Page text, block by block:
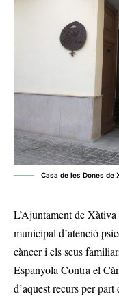
Casa de les Dones de
L’Ajuntament de
municipal d’atenció
càncer i els seus
Espanyola Contra el
d’aquest recurs per